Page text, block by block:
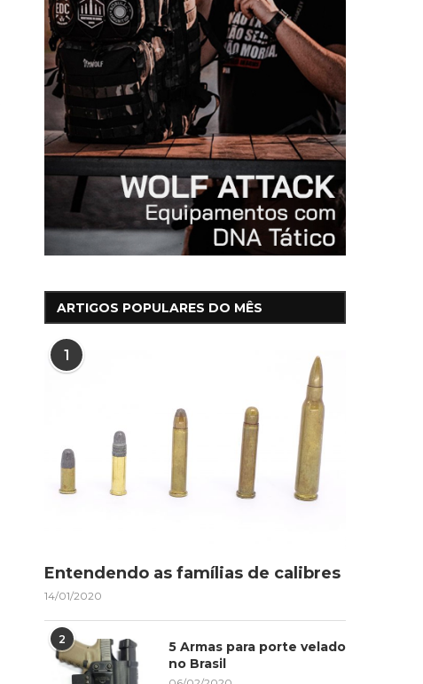
ARTIGOS POPULARES DO MÊS
1
Entendendo as famílias de calibres
14/01/2020
2
5 Armas para porte velado
no Brasil